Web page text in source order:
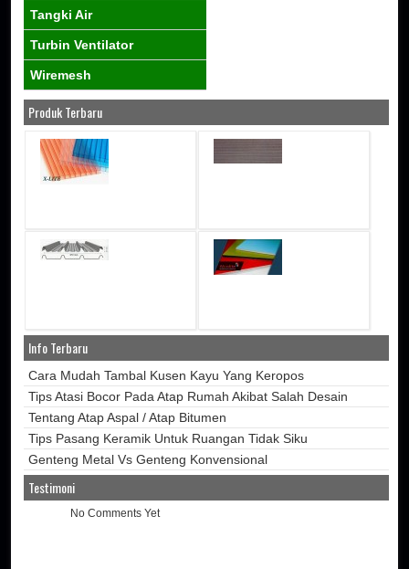
Tangki Air
Turbin Ventilator
Wiremesh
Produk Terbaru
Info Terbaru
Cara Mudah Tambal Kusen Kayu Yang Keropos
Tips Atasi Bocor Pada Atap Rumah Akibat Salah Desain
Tentang Atap Aspal / Atap Bitumen
Tips Pasang Keramik Untuk Ruangan Tidak Siku
Genteng Metal Vs Genteng Konvensional
Testimoni
No Comments Yet